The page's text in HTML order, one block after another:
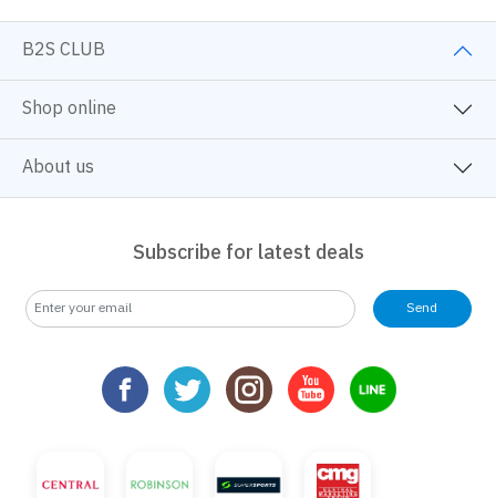
B2S CLUB
Shop online
About us
Subscribe for latest deals
Send